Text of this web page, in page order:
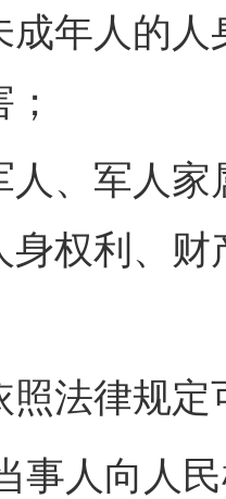
人的人
军人家
身权利、
律规定
人向人民